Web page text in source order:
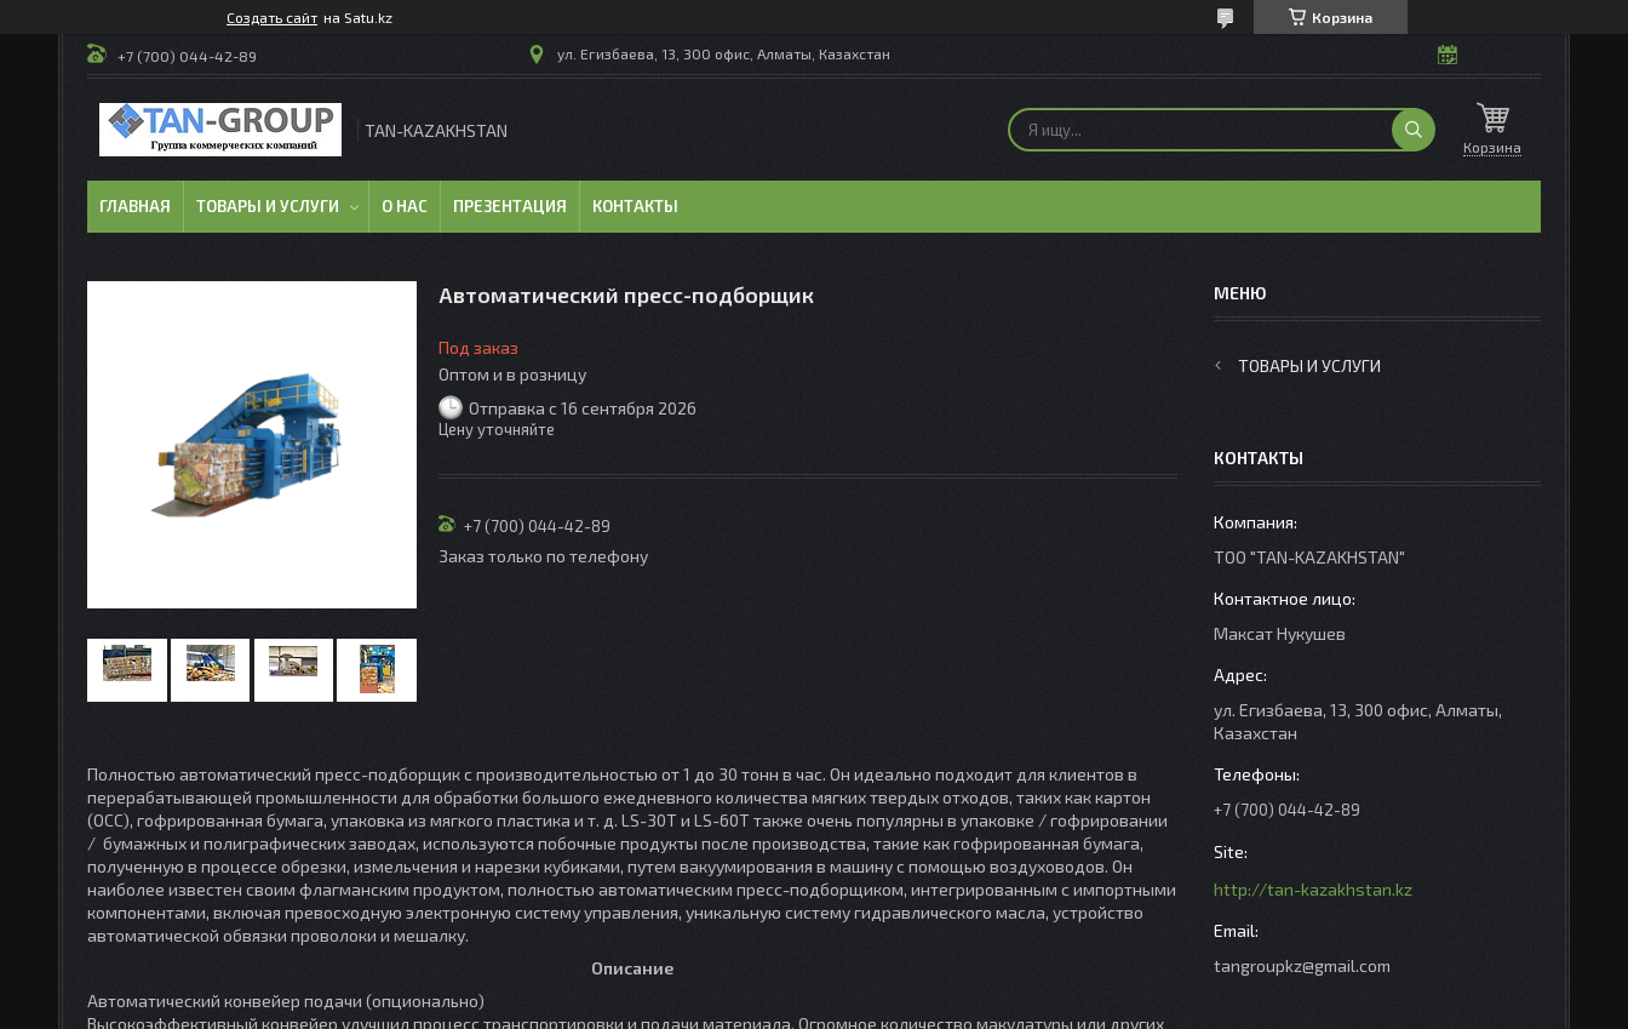
Создать сайт на Satu.kz Корзина
+7 (700) 044-42-89 ул. Егизбаева, 13, 300 офис, Алматы, Казахстан
TAN-KAZAKHSTAN
Корзина
ГЛАВНАЯ ТОВАРЫ И УСЛУГИ О НАС ПРЕЗЕНТАЦИЯ КОНТАКТЫ
Автоматический пресс-подборщик
Под заказ
Оптом и в розницу
Отправка с 16 сентября 2026
Цену уточняйте
+7 (700) 044-42-89
Заказ только по телефону
Полностью автоматический пресс-подборщик с производительностью от 1 до 30 тонн в час. Он идеально подходит для клиентов в
перерабатывающей промышленности для обработки большого ежедневного количества мягких твердых отходов, таких как картон
(OCC), гофрированная бумага, упаковка из мягкого пластика и т. д. LS-30T и LS-60T также очень популярны в упаковке / гофрировании
/ бумажных и полиграфических заводах, используются побочные продукты после производства, такие как гофрированная бумага,
полученную в процессе обрезки, измельчения и нарезки кубиками, путем вакуумирования в машину с помощью воздуховодов. Он
наиболее известен своим флагманским продуктом, полностью автоматическим пресс-подборщиком, интегрированным с импортными
компонентами, включая превосходную электронную систему управления, уникальную систему гидравлического масла, устройство
автоматической обвязки проволоки и мешалку.
Описание
Автоматический конвейер подачи (опционально)
Высокоэффективный конвейер улучшил процесс транспортировки и подачи материала. Огромное количество макулатуры или других
ТОВАРЫ И УСЛУГИ
КОНТАКТЫ
ТОО "TAN-KAZAKHSTAN"
Максат Нукушев
ул. Егизбаева, 13, 300 офис, Алматы,
Казахстан
+7 (700) 044-42-89
http://tan-kazakhstan.kz
tangroupkz@gmail.com